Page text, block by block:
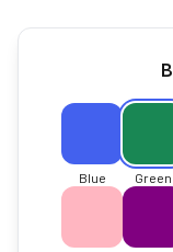
Blue Green